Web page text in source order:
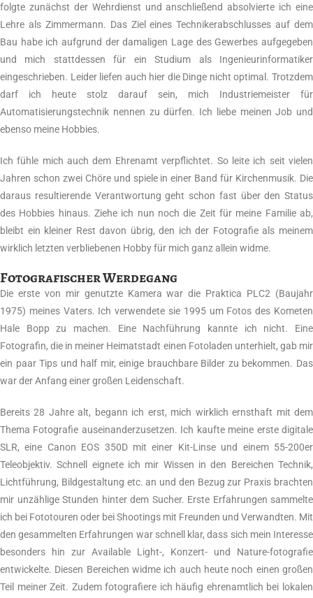
folgte zunächst der Wehrdienst und anschließend absolvierte ich eine
Lehre als Zimmermann. Das Ziel eines Technikerabschlusses auf dem
Bau habe ich aufgrund der damaligen Lage des Gewerbes aufgegeben
und mich stattdessen für ein Studium als Ingenieurinformatiker
eingeschrieben. Leider liefen auch hier die Dinge nicht optimal. Trotzdem
darf ich heute stolz darauf sein, mich Industriemeister für
Automatisierungstechnik nennen zu dürfen. Ich liebe meinen Job und
ebenso meine Hobbies.
Ich fühle mich auch dem Ehrenamt verpflichtet. So leite ich seit vielen
Jahren schon zwei Chöre und spiele in einer Band für Kirchenmusik. Die
daraus resultierende Verantwortung geht schon fast über den Status
des Hobbies hinaus. Ziehe ich nun noch die Zeit für meine Familie ab,
bleibt ein kleiner Rest davon übrig, den ich der Fotografie als meinem
wirklich letzten verbliebenen Hobby für mich ganz allein widme.
Fotografischer Werdegang
Die erste von mir genutzte Kamera war die Praktica PLC2 (Baujahr
1975) meines Vaters. Ich verwendete sie 1995 um Fotos des Kometen
Hale Bopp zu machen. Eine Nachführung kannte ich nicht. Eine
Fotografin, die in meiner Heimatstadt einen Fotoladen unterhielt, gab mir
ein paar Tips und half mir, einige brauchbare Bilder zu bekommen. Das
war der Anfang einer großen Leidenschaft.
Bereits 28 Jahre alt, begann ich erst, mich wirklich ernsthaft mit dem
Thema Fotografie auseinanderzusetzen. Ich kaufte meine erste digitale
SLR, eine Canon EOS 350D mit einer Kit-Linse und einem 55-200er
Teleobjektiv. Schnell eignete ich mir Wissen in den Bereichen Technik,
Lichtführung, Bildgestaltung etc. an und den Bezug zur Praxis brachten
mir unzählige Stunden hinter dem Sucher. Erste Erfahrungen sammelte
ich bei Fototouren oder bei Shootings mit Freunden und Verwandten. Mit
den gesammelten Erfahrungen war schnell klar, dass sich mein Interesse
besonders hin zur Available Light-, Konzert- und Nature-fotografie
entwickelte. Diesen Bereichen widme ich auch heute noch einen großen
Teil meiner Zeit. Zudem fotografiere ich häufig ehrenamtlich bei lokalen